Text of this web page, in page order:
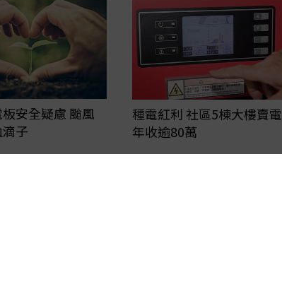
安全疑慮 颱風
子
種電紅利 社區5棟大樓賣電
年收逾80萬